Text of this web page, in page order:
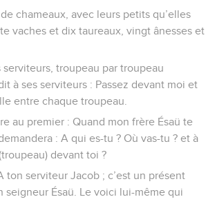
chameaux, avec leurs petits qu’elles
vaches et dix taureaux, vingt ânesses et
serviteurs, troupeau par troupeau
à ses serviteurs : Passez devant moi et
entre chaque troupeau.
au premier : Quand mon frère Ésaü te
: A qui es-tu ? Où vas-tu ? et à
devant toi ?
ton serviteur Jacob ; c’est un présent
seigneur Ésaü. Le voici lui-même qui